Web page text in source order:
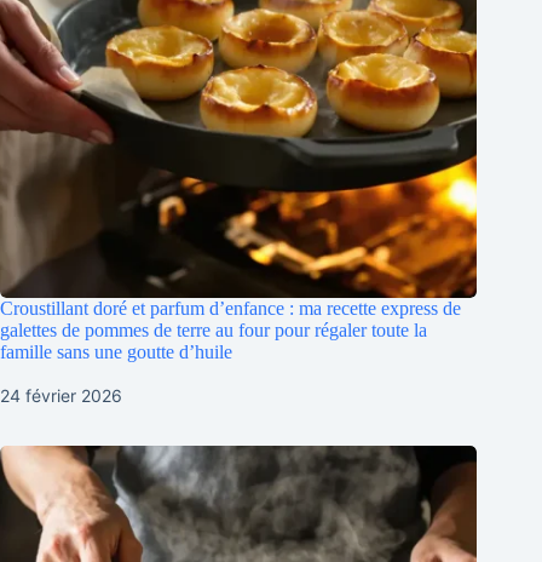
Croustillant doré et parfum d’enfance : ma recette express de
galettes de pommes de terre au four pour régaler toute la
famille sans une goutte d’huile
24 février 2026